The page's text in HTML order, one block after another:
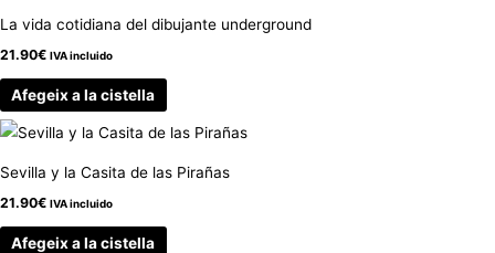
La vida cotidiana del dibujante underground
21.90€ IVA incluido
Afegeix a la cistella
Sevilla y la Casita de las Pirañas
21.90€ IVA incluido
Afegeix a la cistella